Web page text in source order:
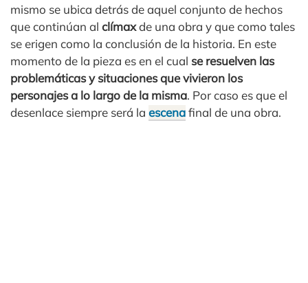
mismo se ubica detrás de aquel conjunto de hechos
que continúan al clímaxde una obra y que como tales
se erigen como la conclusión de la historia. En este
momento de la pieza es en el cual se resuelven las
problemáticas y situaciones que vivieron los
personajes a lo largo de la misma. Por caso es que el
desenlace siempre será la escenafinal de una obra.